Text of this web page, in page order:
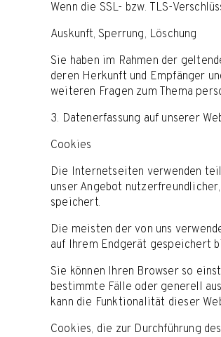
Wenn die SSL- bzw. TLS-
Auskunft, Sperrung, Löschung
Sie haben im Rahmen der
deren Herkunft und Empfänger
weiteren Fragen zum Thema
3. Datenerfassung auf unserer
Cookies
Die Internetseiten verwenden
unser Angebot
speichert.
Die meisten der von uns
auf Ihrem Endgerät gespeichert
Sie können Ihren Browser so
bestimmte Fälle oder generell
kann die Funktionalität dieser
Cookies, die zur Durchführung